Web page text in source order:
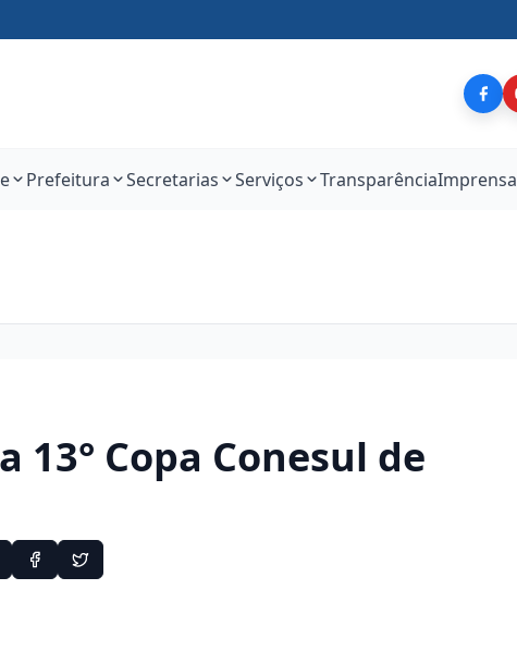
Prefeitura Secretarias Serviços TransparênciaImprensa
Copa Conesul de